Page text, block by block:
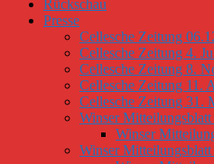
Rückschau
Presse
Cellesche Zeitung
Cellesche Zeitung 4.
Cellesche Zeitung 8.
Cellesche Zeitung 11.
Cellesche Zeitung 31.
Winser
Winser
Winser